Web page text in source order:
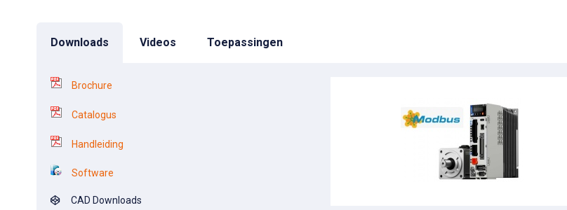
Downloads Videos Toepassingen
Brochure
Catalogus
Handleiding
Software
CAD Downloads